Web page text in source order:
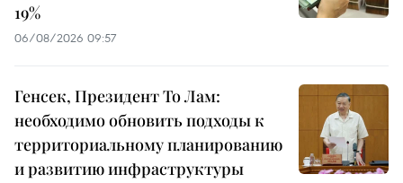
19%
06/08/2026 09:57
Генсек, Президент То Лам:
необходимо обновить подходы к
территориальному планированию
и развитию инфраструктуры